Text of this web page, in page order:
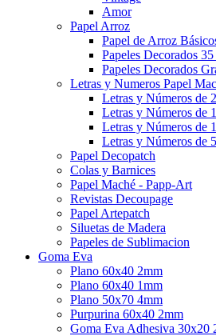
Amor
Papel Arroz
Papel de Arroz
Papeles Decorados
Papeles Decorados
Letras y Numeros Papel
Letras y Números de
Letras y Números de
Letras y Números de
Letras y Números de
Papel Decopatch
Colas y Barnices
Papel Maché - Papp-Art
Revistas Decoupage
Papel Artepatch
Siluetas de Madera
Papeles de Sublimacion
Goma Eva
Plano 60x40 2mm
Plano 60x40 1mm
Plano 50x70 4mm
Purpurina 60x40 2mm
Goma Eva Adhesiva 30x20